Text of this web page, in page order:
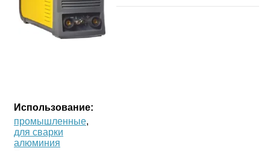
Использование:
промышленные,
для сварки
алюминия